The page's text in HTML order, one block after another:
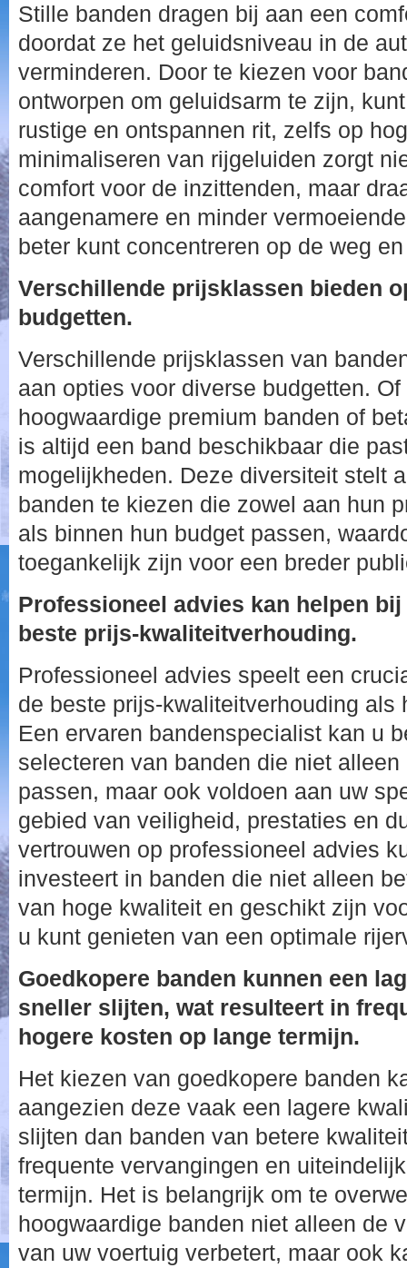
Stille banden dragen bij aan een
doordat ze het geluidsniveau in de
verminderen. Door te kiezen voor
ontworpen om geluidsarm te zijn,
rustige en ontspannen rit, zelfs op
minimaliseren van rijgeluiden zorgt
comfort voor de inzittenden, maar
aangenamere en minder
beter kunt concentreren op de weg
Verschillende prijsklassen bieden
budgetten.
Verschillende prijsklassen van
aan opties voor diverse budgetten.
hoogwaardige premium banden of
is altijd een band beschikbaar die
mogelijkheden. Deze diversiteit stelt
banden te kiezen die zowel aan hun
als binnen hun budget passen,
toegankelijk zijn voor een breder
Professioneel advies kan helpen
beste prijs-kwaliteitverhouding.
Professioneel advies speelt een
de beste prijs-kwaliteitverhouding als
Een ervaren bandenspecialist kan u
selecteren van banden die niet
passen, maar ook voldoen aan uw
gebied van veiligheid, prestaties en
vertrouwen op professioneel advies
investeert in banden die niet alleen
van hoge kwaliteit en geschikt zijn
u kunt genieten van een optimale
Goedkopere banden kunnen een
sneller slijten, wat resulteert in
hogere kosten op lange termijn.
Het kiezen van goedkopere banden
aangezien deze vaak een lagere
slijten dan banden van betere
frequente vervangingen en
termijn. Het is belangrijk om te
hoogwaardige banden niet alleen de
van uw voertuig verbetert, maar ook